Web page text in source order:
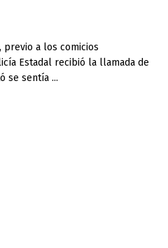
previo a los comicios
Estadal recibió la llamada de
se sentía ...